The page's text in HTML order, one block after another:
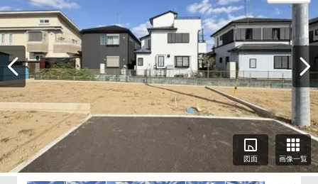
図面 画像一覧